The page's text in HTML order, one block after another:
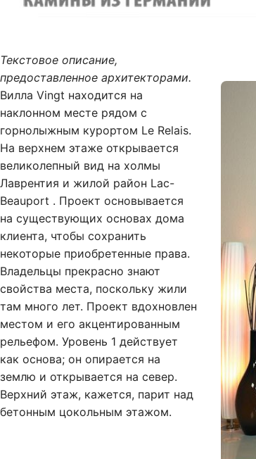
Текстовое описание,
предоставленное архитекторами.
Вилла Vingt находится на
наклонном месте рядом с
горнолыжным курортом Le Relais.
На верхнем этаже открывается
великолепный вид на холмы
Лаврентия и жилой район Lac-
Beauport . Проект основывается
на существующих основах дома
клиента, чтобы сохранить
некоторые приобретенные права.
Владельцы прекрасно знают
свойства места, поскольку жили
там много лет. Проект вдохновлен
местом и его акцентированным
рельефом. Уровень 1 действует
как основа; он опирается на
землю и открывается на север.
Верхний этаж, кажется, парит над
бетонным цокольным этажом.